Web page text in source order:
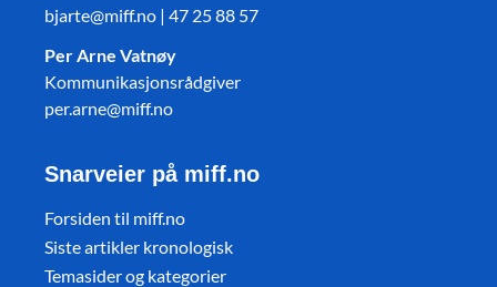
bjarte@miff.no | 47 25 88 57
Per Arne Vatnøy
Kommunikasjonsrådgiver
per.arne@miff.no
Snarveier på miff.no
Forsiden til miff.no
Siste artikler kronologisk
Temasider og kategorier